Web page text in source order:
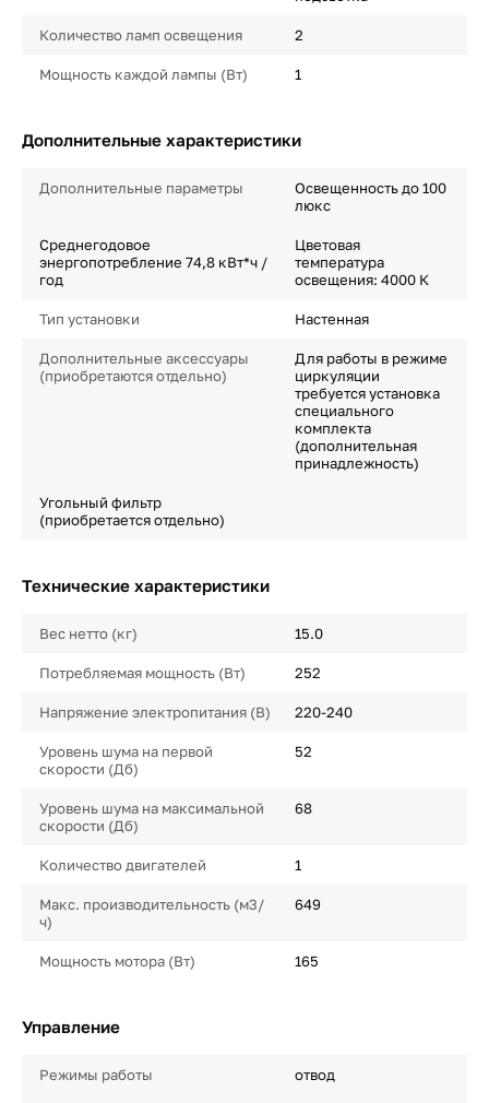
Количество ламп освещения 2
Мощность каждой лампы (Вт) 1
Дополнительные характеристики
Дополнительные параметры
Освещенность до 100
люкс
Среднегодовое
энергопотребление 74,8 кВт*ч /
год
Цветовая
температура
освещения: 4000 К
Тип установки Настенная
Дополнительные аксессуары
(приобретаются отдельно)
Для работы в режиме
циркуляции
требуется установка
специального
комплекта
(дополнительная
принадлежность)
Угольный фильтр
(приобретается отдельно)
Технические характеристики
Вес нетто (кг) 15.0
Потребляемая мощность (Вт) 252
Напряжение электропитания (В) 220-240
Уровень шума на первой
скорости (Дб)
52
Уровень шума на максимальной
скорости (Дб)
68
Количество двигателей 1
Макс. производительность (м3/
ч)
649
Мощность мотора (Вт) 165
Управление
Режимы работы отвод